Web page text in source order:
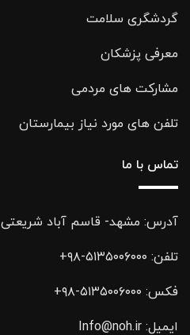
گردشگری سلامت
معرفی پزشکان
مشارکت های مردمی
تلفن های مورد نیاز بیمارستان
تماس با ما
آدرس: مشهد- قاسم آباد شریعتی ۴۷
تلفن: ۵۱۳۵۰۰۶۰۰۰-۹۸+
فکس: ۵۱۳۵۰۰۶۰۰۰-۹۸+
ایمیل: Info@noh.ir